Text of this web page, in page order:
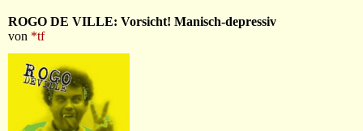
ROGO DE VILLE: Vorsicht! Manisch-depressiv
von *tf